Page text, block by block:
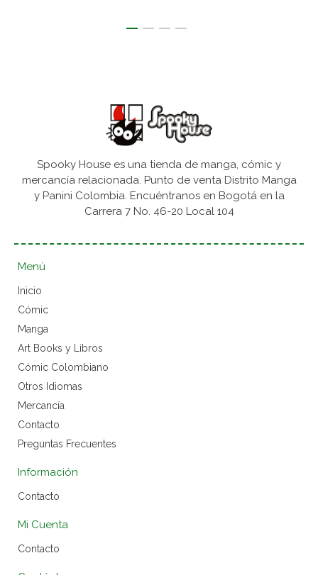
Spooky House es una tienda de manga, cómic y
mercancía relacionada. Punto de venta Distrito Manga
y Panini Colombia. Encuéntranos en Bogotá en la
Carrera 7 No. 46-20 Local 104
Menú
Inicio
Cómic
Manga
Art Books y Libros
Cómic Colombiano
Otros Idiomas
Mercancía
Contacto
Preguntas Frecuentes
Información
Contacto
Mi Cuenta
Contacto